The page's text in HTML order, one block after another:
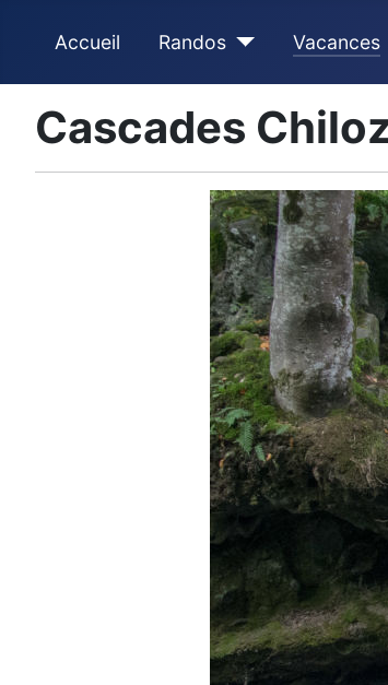
Accueil Randos Vacances
Cascades